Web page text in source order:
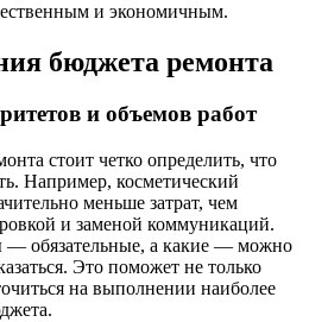
и экономичным.
бюджета ремонта
и объемов работ
стоит четко определить, что
Например, косметический
меньше затрат, чем
и заменой коммуникаций.
— обязательные, а какие — можно
Это поможет не только
на выполнении наиболее